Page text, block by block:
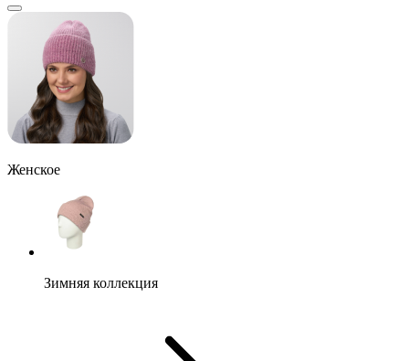
Женское
Зимняя коллекция